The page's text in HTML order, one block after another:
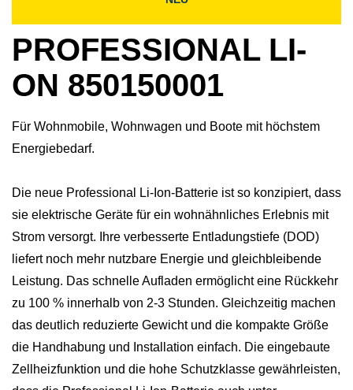
PROFESSIONAL LI-
ON 850150001
Für Wohnmobile, Wohnwagen und Boote mit höchstem
Energiebedarf.
Die neue Professional Li-Ion-Batterie ist so konzipiert, dass
sie elektrische Geräte für ein wohnähnliches Erlebnis mit
Strom versorgt. Ihre verbesserte Entladungstiefe (DOD)
liefert noch mehr nutzbare Energie und gleichbleibende
Leistung. Das schnelle Aufladen ermöglicht eine Rückkehr
zu 100 % innerhalb von 2-3 Stunden. Gleichzeitig machen
das deutlich reduzierte Gewicht und die kompakte Größe
die Handhabung und Installation einfach. Die eingebaute
Zellheizfunktion und die hohe Schutzklasse gewährleisten,